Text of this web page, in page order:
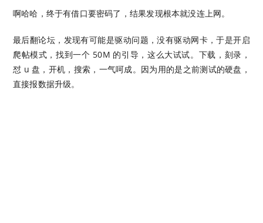
啊哈哈，终于有借口要密码了，结果发现根本就没连上网。
最后翻论坛，发现有可能是驱动问题，没有驱动网卡，于是开启
爬帖模式，找到一个 50M 的引导，这么大试试。下载，刻录，
怼 u 盘，开机，搜索，一气呵成。因为用的是之前测试的硬盘，
直接报数据升级。